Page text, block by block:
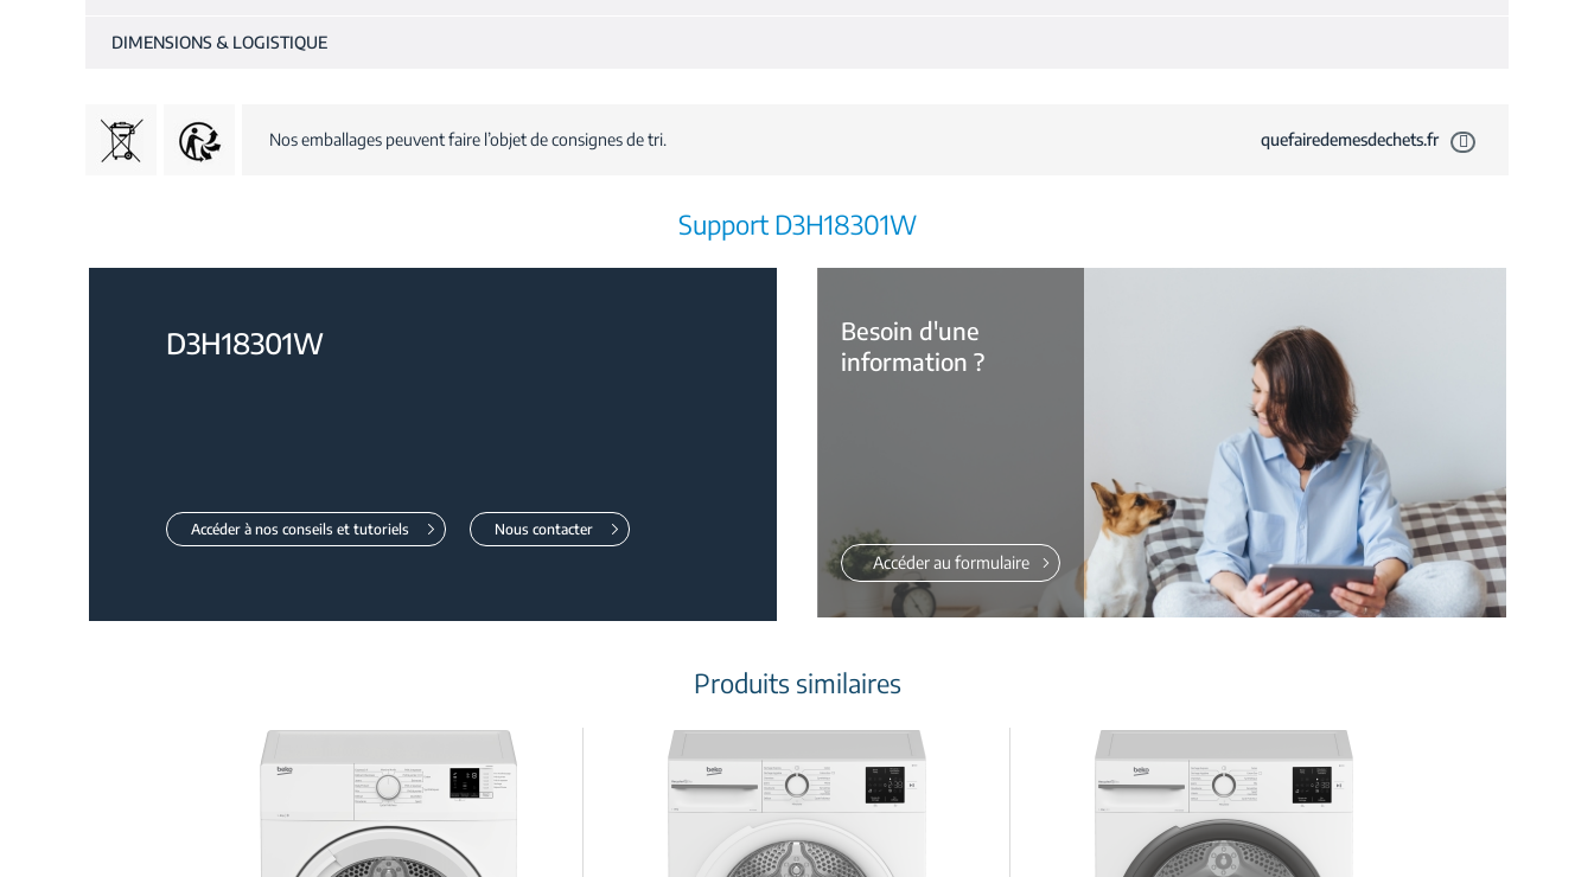
DIMENSIONS & LOGISTIQUE
Nos emballages peuvent faire l’objet de consignes de tri. quefairedemesdechets.fr
Support D3H18301W
D3H18301W
Accéder à nos conseils et tutoriels Nous contacter
Besoin d'une
information ?
Accéder au formulaire
Produits similaires